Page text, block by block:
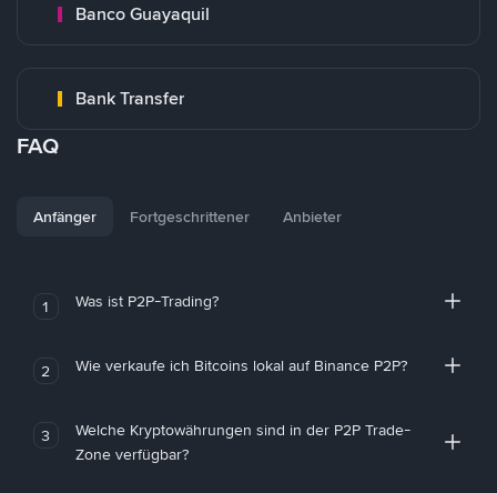
Banco Guayaquil
Bank Transfer
FAQ
Anfänger Fortgeschrittener Anbieter
1 Was ist P2P-Trading?
2 Wie verkaufe ich Bitcoins lokal auf Binance P2P?
3
Welche Kryptowährungen sind in der P2P Trade-
Zone verfügbar?